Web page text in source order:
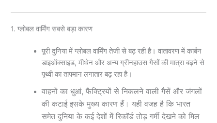
1. ग्लोबल वार्मिंग सबसे बड़ा कारण
पूरी दुनिया में ग्लोबल वार्मिंग तेजी से बढ़ रही है। वातावरण में कार्बन
डाइऑक्साइड, मीथेन और अन्य ग्रीनहाउस गैसों की मात्रा बढ़ने से
पृथ्वी का तापमान लगातार बढ़ रहा है।
वाहनों का धुआं, फैक्ट्रियों से निकलने वाली गैसें और जंगलों
की कटाई इसके मुख्य कारण हैं। यही वजह है कि भारत
समेत दुनिया के कई देशों में रिकॉर्ड तोड़ गर्मी देखने को मिल